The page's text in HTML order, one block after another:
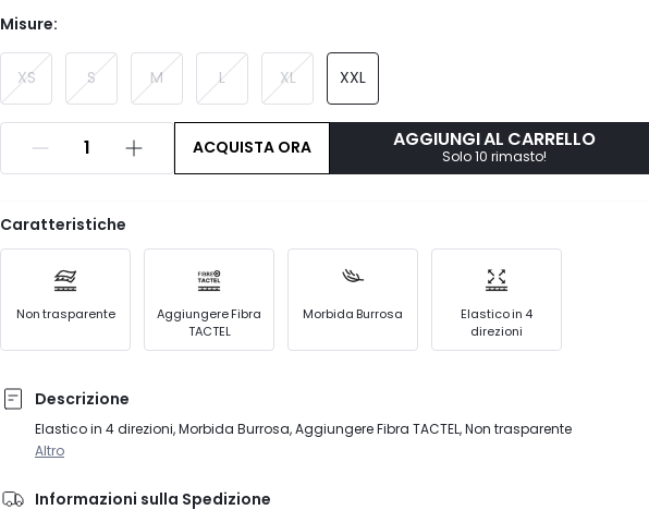
Misure:
XS S M L XL XXL
ACQUISTA ORA AGGIUNGI AL CARRELLO
Solo 10 rimasto!
Caratteristiche
Non trasparente
Aggiungere Fibra
TACTEL
Morbida Burrosa
Elastico in 4
direzioni
Descrizione
Elastico in 4 direzioni, Morbida Burrosa, Aggiungere Fibra TACTEL, Non trasparente
Altro
Informazioni sulla Spedizione